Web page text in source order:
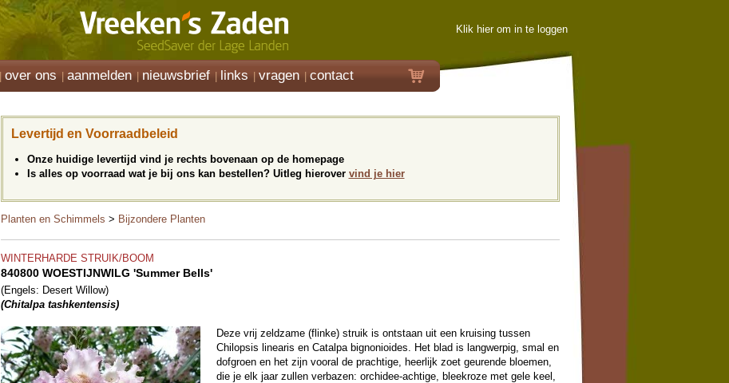
Klik hier om in te loggen
over ons aanmelden nieuwsbrief links vragen contact
Levertijd en Voorraadbeleid
Onze huidige levertijd vind je rechts bovenaan op de homepage
Is alles op voorraad wat je bij ons kan bestellen? Uitleg hierover vind je hier
Planten en Schimmels > Bijzondere Planten
WINTERHARDE STRUIK/BOOM
840800 WOESTIJNWILG 'Summer Bells'
(Engels: Desert Willow)
(Chitalpa tashkentensis)
Deze vrij zeldzame (flinke) struik is ontstaan uit een kruising tussen
Chilopsis linearis en Catalpa bignonioides. Het blad is langwerpig, smal en
dofgroen en het zijn vooral de prachtige, heerlijk zoet geurende bloemen,
die je elk jaar zullen verbazen: orchidee-achtige, bleekroze met gele keel,